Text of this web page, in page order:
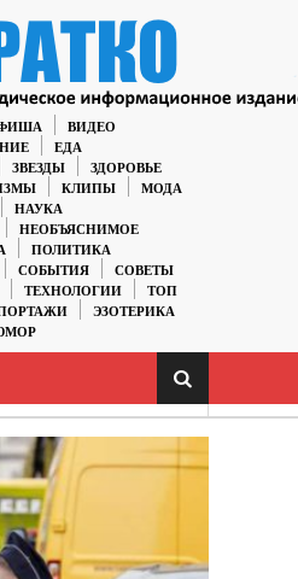
ВИДЕО
ЕДА
ЗВЕЗДЫ
ЗДОРОВЬЕ
КЛИПЫ
МОДА
НАУКА
НЕОБЪЯСНИМОЕ
ПОЛИТИКА
СОБЫТИЯ
СОВЕТЫ
ТЕХНОЛОГИИ
ТОП
ЭЗОТЕРИКА